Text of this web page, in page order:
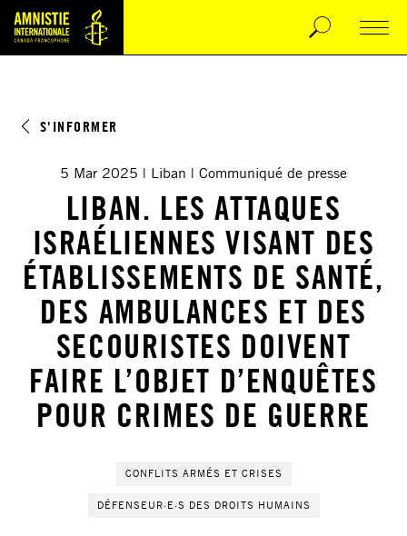
S'INFORMER
5 Mar 2025 Liban Communiqué de presse
LIBAN. LES ATTAQUES
ISRAÉLIENNES VISANT DES
ÉTABLISSEMENTS DE SANTÉ,
DES AMBULANCES ET DES
SECOURISTES DOIVENT
FAIRE L’OBJET D’ENQUÊTES
POUR CRIMES DE GUERRE
CONFLITS ARMÉS ET CRISES
DÉFENSEUR·E·S DES DROITS HUMAINS